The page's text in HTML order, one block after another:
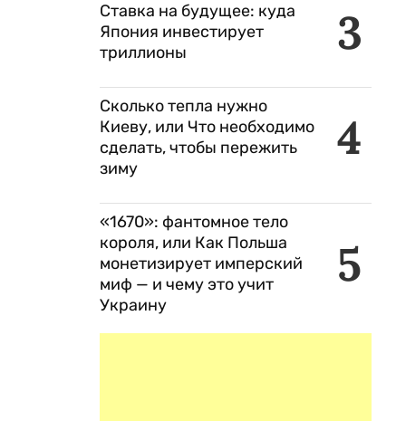
3
Ставка на будущее: куда
Япония инвестирует
триллионы
4
Сколько тепла нужно
Киеву, или Что необходимо
сделать, чтобы пережить
зиму
5
«1670»: фантомное тело
короля, или Как Польша
монетизирует имперский
миф — и чему это учит
Украину